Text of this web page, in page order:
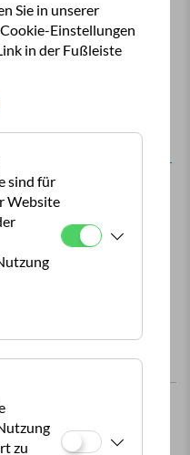
das
Gasthof Kantschieder
Gastlichkeit.
schon jetzt das
Sie in unserer
Einstellungen
in der Fußleiste
sind für
Website
zu